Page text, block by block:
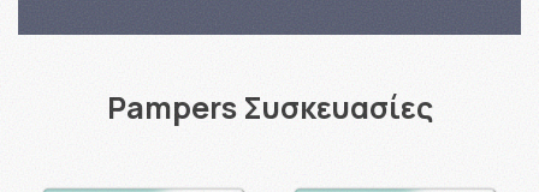
Pampers Συσκευασίες